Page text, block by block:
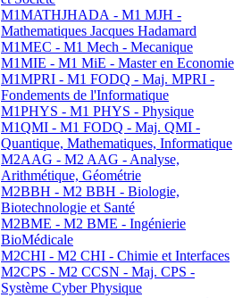
M1MATHJHADA - M1 MJH -
Mathematiques Jacques Hadamard
M1MEC - M1 Mech - Mecanique
M1MIE - M1 MiE - Master en Economie
M1MPRI - M1 FODQ - Maj. MPRI -
Fondements de l'Informatique
M1PHYS - M1 PHYS - Physique
M1QMI - M1 FODQ - Maj. QMI -
Quantique, Mathematiques, Informatique
M2AAG - M2 AAG - Analyse,
Arithmétique, Géométrie
M2BBH - M2 BBH - Biologie,
Biotechnologie et Santé
M2BME - M2 BME - Ingénierie
BioMédicale
M2CHI - M2 CHI - Chimie et Interfaces
M2CPS - M2 CCSN - Maj. CPS -
Système Cyber Physique